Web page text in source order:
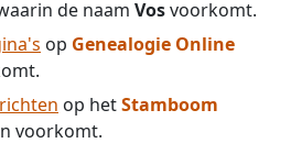
de naam Vosvoorkomt.
op Genealogie Online
op hetStamboom
voorkomt.